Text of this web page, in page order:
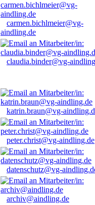
carmen.bichlmeier@vg-
aindling.de
claudia.binder@vg-
katrin.braun@vg-
peter.christ@vg-aindling.de
datenschutz@vg-
archiv@aindling.de